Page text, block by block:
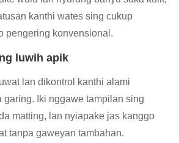
kanthi wates sing cukup
pengering konvensional.
luwih apik
lan dikontrol kanthi alami
garing. Iki nggawe tampilan sing
matting, lan nyiapake jas kanggo
tanpa gaweyan tambahan.